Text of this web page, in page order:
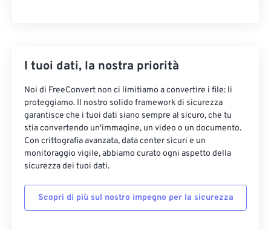
I tuoi dati, la nostra priorità
Noi di FreeConvert non ci limitiamo a convertire i file: li
proteggiamo. Il nostro solido framework di sicurezza
garantisce che i tuoi dati siano sempre al sicuro, che tu
stia convertendo un'immagine, un video o un documento.
Con crittografia avanzata, data center sicuri e un
monitoraggio vigile, abbiamo curato ogni aspetto della
sicurezza dei tuoi dati.
Scopri di più sul nostro impegno per la sicurezza